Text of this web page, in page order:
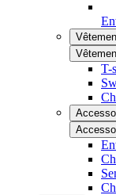
T-